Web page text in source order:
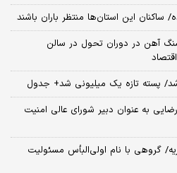
آهن در دوران تحول در سالن
پسته تازه یک میلیونی شد+ جدول
به عنوان دبیر شورای عالی امنیت
گروهی با نام اولی‌البأس مسئولیت